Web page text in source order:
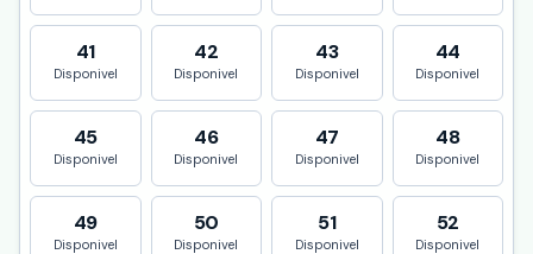
41
Disponivel
42
Disponivel
43
Disponivel
44
Disponivel
45
Disponivel
46
Disponivel
47
Disponivel
48
Disponivel
49
Disponivel
50
Disponivel
51
Disponivel
52
Disponivel